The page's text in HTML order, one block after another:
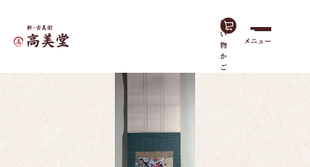
買
い
物
か
ご
メニュー
ホーム作品一覧